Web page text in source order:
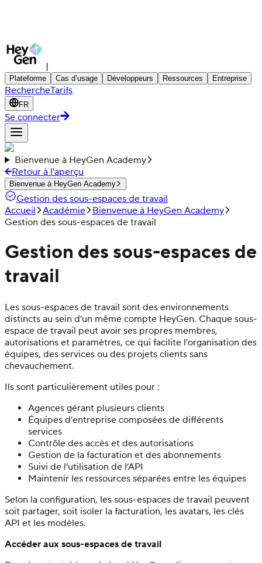
|
Plateforme Cas d’usage Développeurs Ressources Entreprise
RechercheTarifs
FR
Se connecter
Bienvenue à HeyGen Academy
Retour à l'aperçu
Bienvenue à HeyGen Academy
Gestion des sous-espaces de travail
Accueil
Académie
Bienvenue à HeyGen Academy
Gestion des sous-espaces de travail
Gestion des sous-espaces de
travail
Les sous-espaces de travail sont des environnements
distincts au sein d’un même compte HeyGen. Chaque sous-
espace de travail peut avoir ses propres membres,
autorisations et paramètres, ce qui facilite l’organisation des
équipes, des services ou des projets clients sans
chevauchement.
Ils sont particulièrement utiles pour :
Agences gérant plusieurs clients
Équipes d’entreprise composées de différents
services
Contrôle des accès et des autorisations
Gestion de la facturation et des abonnements
Suivi de l’utilisation de l’API
Maintenir les ressources séparées entre les équipes
Selon la configuration, les sous-espaces de travail peuvent
soit partager, soit isoler la facturation, les avatars, les clés
API et les modèles.
Accéder aux sous-espaces de travail